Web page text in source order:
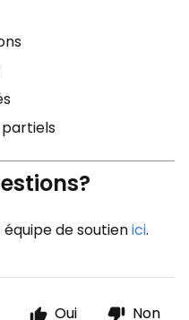
partiels
de soutienici.
Oui Non